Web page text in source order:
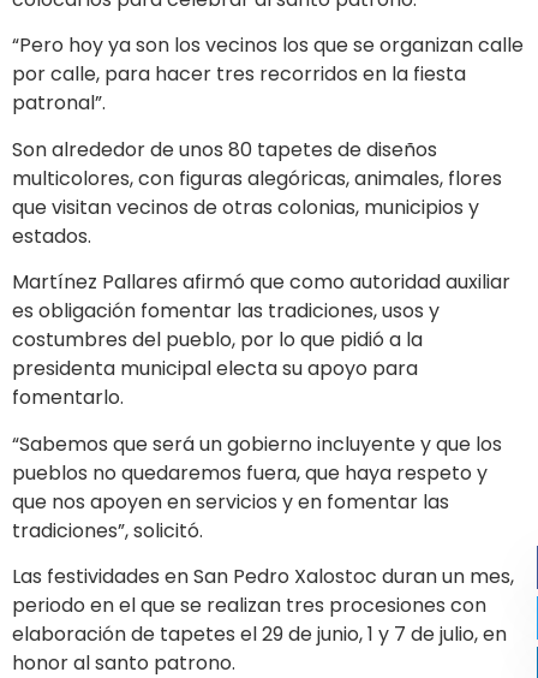
“Pero hoy ya son los vecinos los que se organizan calle
por calle, para hacer tres recorridos en la fiesta
patronal”.
Son alrededor de unos 80 tapetes de diseños
multicolores, con figuras alegóricas, animales, flores
que visitan vecinos de otras colonias, municipios y
estados.
Martínez Pallares afirmó que como autoridad auxiliar
es obligación fomentar las tradiciones, usos y
costumbres del pueblo, por lo que pidió a la
presidenta municipal electa su apoyo para
fomentarlo.
“Sabemos que será un gobierno incluyente y que los
pueblos no quedaremos fuera, que haya respeto y
que nos apoyen en servicios y en fomentar las
tradiciones”, solicitó.
Las festividades en San Pedro Xalostoc duran un mes,
periodo en el que se realizan tres procesiones con
elaboración de tapetes el 29 de junio, 1 y 7 de julio, en
honor al santo patrono.